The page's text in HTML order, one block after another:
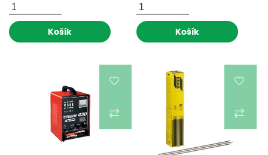
Košík Košík